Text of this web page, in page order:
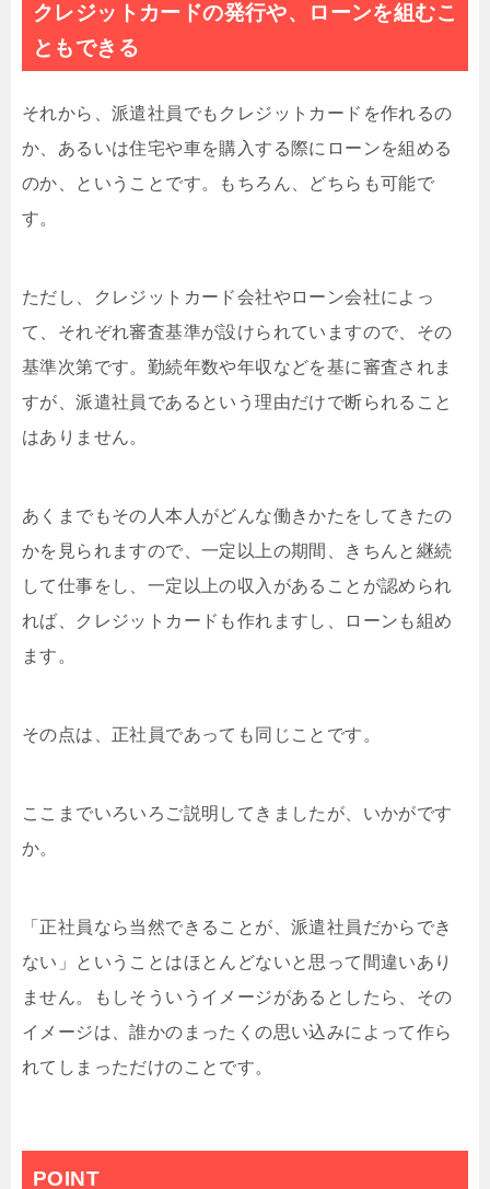
クレジットカードの発行や、ローンを組むこ
ともできる
それから、派遣社員でもクレジットカードを作れるの
か、あるいは住宅や車を購入する際にローンを組める
のか、ということです。もちろん、どちらも可能で
す。
ただし、クレジットカード会社やローン会社によっ
て、それぞれ審査基準が設けられていますので、その
基準次第です。勤続年数や年収などを基に審査されま
すが、派遣社員であるという理由だけで断られること
はありません。
あくまでもその人本人がどんな働きかたをしてきたの
かを見られますので、一定以上の期間、きちんと継続
して仕事をし、一定以上の収入があることが認められ
れば、クレジットカードも作れますし、ローンも組め
ます。
その点は、正社員であっても同じことです。
ここまでいろいろご説明してきましたが、いかがです
か。
「正社員なら当然できることが、派遣社員だからでき
ない」ということはほとんどないと思って間違いあり
ません。もしそういうイメージがあるとしたら、その
イメージは、誰かのまったくの思い込みによって作ら
れてしまっただけのことです。
POINT